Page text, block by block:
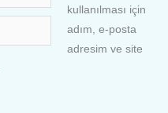
kullanılması için
adım, e-posta
adresim ve site